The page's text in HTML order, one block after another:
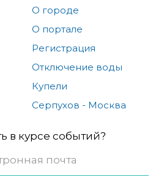
О городе
О портале
Регистрация
Отключение воды
Купели
Серпухов - Москва
в курсе событий?